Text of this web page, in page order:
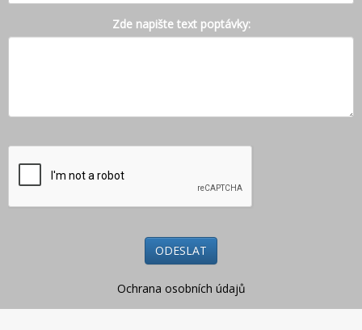
Zde napište text poptávky:
Ochrana osobních údajů